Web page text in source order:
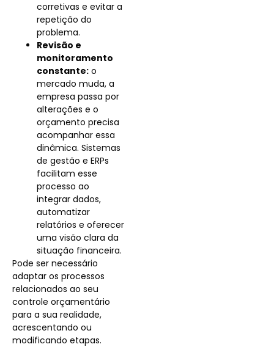
corretivas e evitar a
repetição do
problema.
Revisão e
monitoramento
constante: o
mercado muda, a
empresa passa por
alterações e o
orçamento precisa
acompanhar essa
dinâmica. Sistemas
de gestão e ERPs
facilitam esse
processo ao
integrar dados,
automatizar
relatórios e oferecer
uma visão clara da
situação financeira.
Pode ser necessário
adaptar os processos
relacionados ao seu
controle orçamentário
para a sua realidade,
acrescentando ou
modificando etapas.